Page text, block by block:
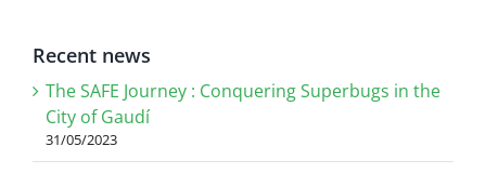
Recent news
The SAFE Journey : Conquering Superbugs in the
City of Gaudí
31/05/2023